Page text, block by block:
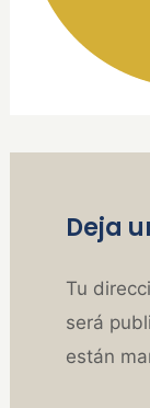
Deja
Tu
será
están